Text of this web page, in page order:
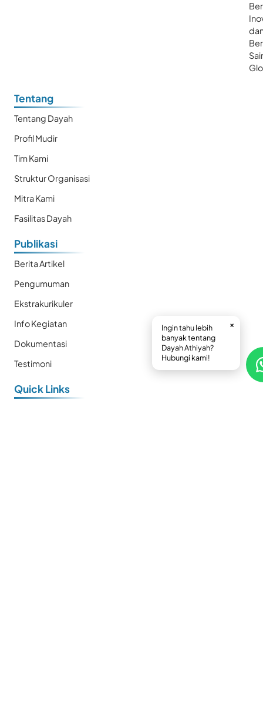
Tentang
Tentang Dayah
Profil Mudir
Tim Kami
Struktur Organisasi
Mitra Kami
Fasilitas Dayah
Publikasi
Berita Artikel
Pengumuman
Ekstrakurikuler
Info Kegiatan
Dokumentasi
Testimoni
Quick Links
Ingin tahu lebih
banyak tentang
Dayah Athiyah?
Hubungi kami!
×